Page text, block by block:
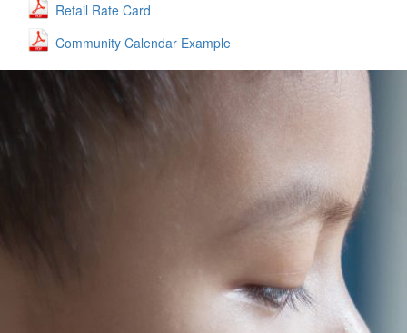
Retail Rate Card
Community Calendar Example